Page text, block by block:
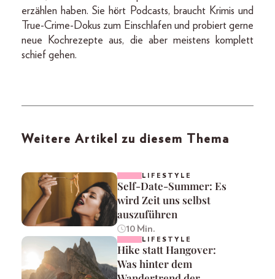
erzählen haben. Sie hört Podcasts, braucht Krimis und
True-Crime-Dokus zum Einschlafen und probiert gerne
neue Kochrezepte aus, die aber meistens komplett
schief gehen.
Weitere Artikel zu diesem Thema
LIFESTYLE
Self-Date-Summer: Es
wird Zeit uns selbst
auszuführen
10 Min.
LIFESTYLE
Hike statt Hangover:
Was hinter dem